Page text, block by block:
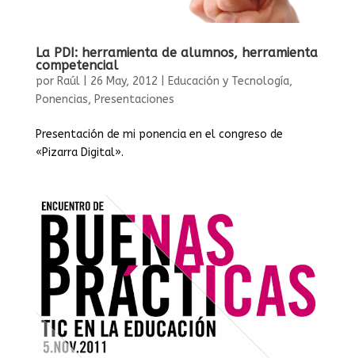
La PDI: herramienta de alumnos, herramienta
competencial
por Raúl| 26 May, 2012 Educación y Tecnología,
Ponencias, Presentaciones
Presentación de mi ponencia en el congreso de
«Pizarra Digital».